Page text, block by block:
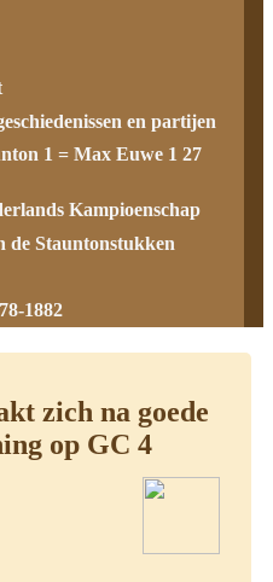
en partijen
1 = Max Euwe 1 27
Kampioenschap
de Stauntonstukken
1882
zich na goede
op GC 4